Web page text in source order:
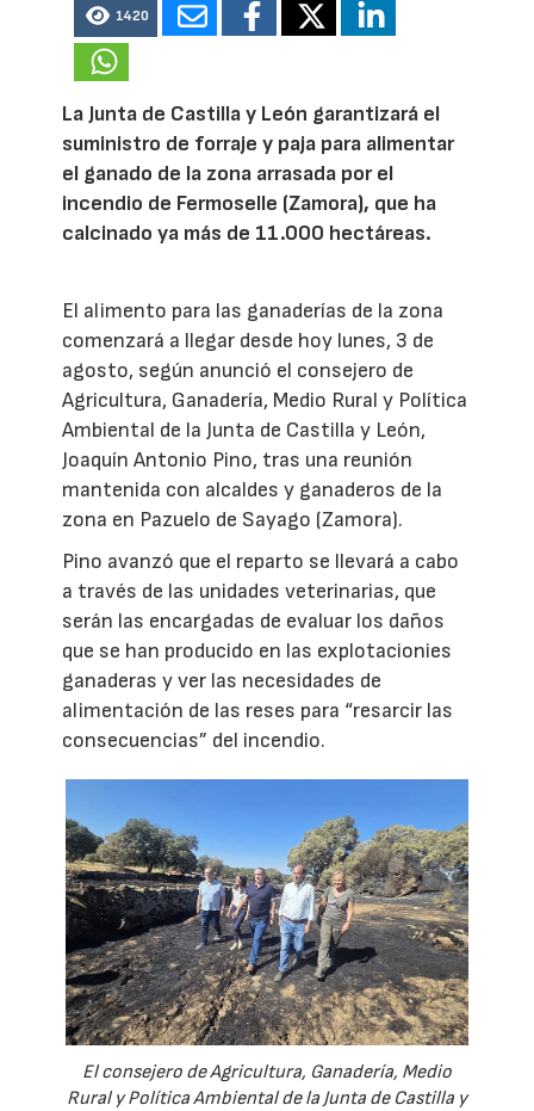
1420
La Junta de Castilla y León garantizará el
suministro de forraje y paja para alimentar
el ganado de la zona arrasada por el
incendio de Fermoselle (Zamora), que ha
calcinado ya más de 11.000 hectáreas.
El alimento para las ganaderías de la zona
comenzará a llegar desde hoy lunes, 3 de
agosto, según anunció el consejero de
Agricultura, Ganadería, Medio Rural y Política
Ambiental de la Junta de Castilla y León,
Joaquín Antonio Pino, tras una reunión
mantenida con alcaldes y ganaderos de la
zona en Pazuelo de Sayago (Zamora).
Pino avanzó que el reparto se llevará a cabo
a través de las unidades veterinarias, que
serán las encargadas de evaluar los daños
que se han producido en las explotacionies
ganaderas y ver las necesidades de
alimentación de las reses para “resarcir las
consecuencias” del incendio.
El consejero de Agricultura, Ganadería, Medio
Rural y Política Ambiental de la Junta de Castilla y